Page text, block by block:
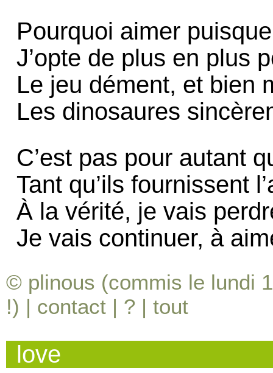
Pourquoi aimer
J’opte de plus en plus
Le jeu dément, et bien
Les dinosaures
C’est pas pour autant
Tant qu’ils fournissent
À la vérité, je vais
Je vais continuer, à
© plinous (commis le lundi
!) | contact | ? | tout
love